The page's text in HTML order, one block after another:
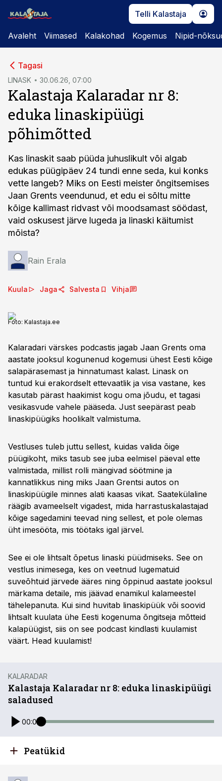
Telli Kalastaja
Avaleht Viimased Kalakohad Kogemus Nipid-
Tagasi
LINASK 30.06.26, 07:00
Kalastaja Kalaradar nr 8:
eduka linaskipüügi
põhimõtted
Kas linaskit saab püüda juhuslikult või algab
edukas püügipäev 24 tundi enne seda, kui konks
vette langeb? Miks on Eesti meister õngitsemises
Jaan Grents veendunud, et edu ei sõltu mitte
kõige kallimast ridvast või moodsamast söödast,
vaid oskusest järve lugeda ja linaski käitumist
mõista?
Rain Erala
Kuula Jaga Salvesta Vihja
Foto: Kalastaja.ee
Kalaradari värskes podcastis jagab Jaan Grents oma
aastate jooksul kogunenud kogemusi ühest Eesti kõige
salapärasemast ja hinnatumast kalast. Linask on
tuntud kui erakordselt ettevaatlik ja visa vastane, kes
kasutab pärast haakimist kogu oma jõudu, et tagasi
vesikasvude vahele pääseda. Just seepärast peab
linaskipüügiks hoolikalt valmistuma.
Vestluses tuleb juttu sellest, kuidas valida õige
püügikoht, miks tasub see juba eelmisel päeval ette
valmistada, millist rolli mängivad söötmine ja
kannatlikkus ning miks Jaan Grentsi autos on
linaskipüügile minnes alati kaasas vikat. Saatekülaline
räägib avameelselt vigadest, mida harrastuskalastajad
kõige sagedamini teevad ning sellest, et pole olemas
üht imesööta, mis töötaks igal järvel.
See ei ole lihtsalt õpetus linaski püüdmiseks. See on
vestlus inimesega, kes on veetnud lugematuid
suveõhtuid järvede ääres ning õppinud aastate jooksul
märkama detaile, mis jäävad enamikul kalameestel
tähelepanuta. Kui sind huvitab linaskipüük või soovid
lihtsalt kuulata ühe Eesti kogenuma õngitseja mõtteid
kalapüügist, siis on see podcast kindlasti kuulamist
väärt. Head kuulamist!
KALARADAR
Kalastaja Kalaradar nr 8: eduka linaskipüügi
saladused
00:00
Peatükid